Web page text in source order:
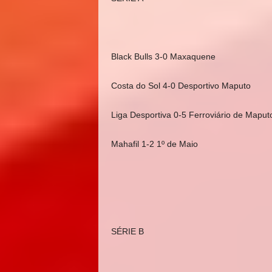
Black Bulls 3-0 Maxaquene
Costa do Sol 4-0 Desportivo Maputo
Liga Desportiva 0-5 Ferroviário de
Mahafil 1-2 1º de Maio
SÉRIE B